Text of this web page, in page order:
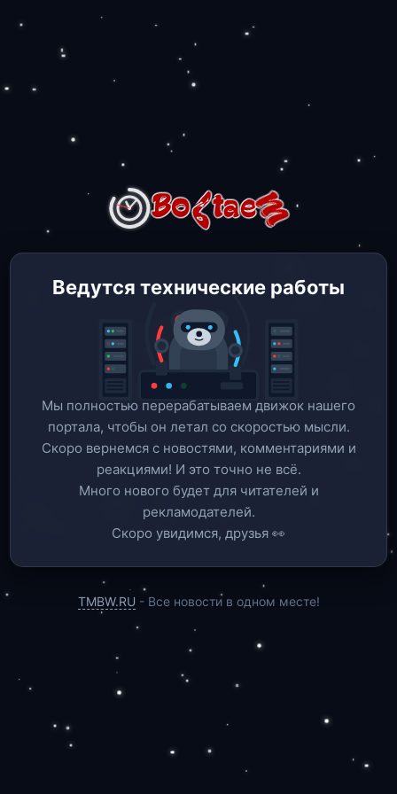
Ведутся технические работы
Мы полностью перерабатываем движок нашего
портала, чтобы он летал со скоростью мысли.
Скоро вернемся c новостями, комментариями и
реакциями! И это точно не всё.
Много нового будет для читателей и
рекламодателей.
Скоро увидимся, друзья 👀
TMBW.RU - Все новости в одном месте!